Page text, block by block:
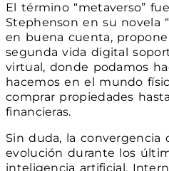
El término “metaverso”
Stephenson en su novela
en buena cuenta,
segunda vida digital
virtual, donde podamos
hacemos en el mundo
comprar propiedades
financieras.
Sin duda, la convergencia
evolución durante los
inteligencia artificial,